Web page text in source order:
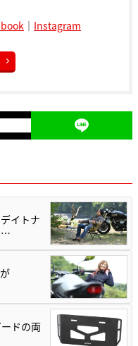
｜ Instagram
イトナ
…
ードの両